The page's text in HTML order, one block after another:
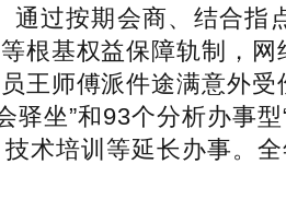
过按期会商、结合指
基权益保障轨制，网
王师傅派件途满意外
坐”和93个分析办事型
术培训等延长办事。